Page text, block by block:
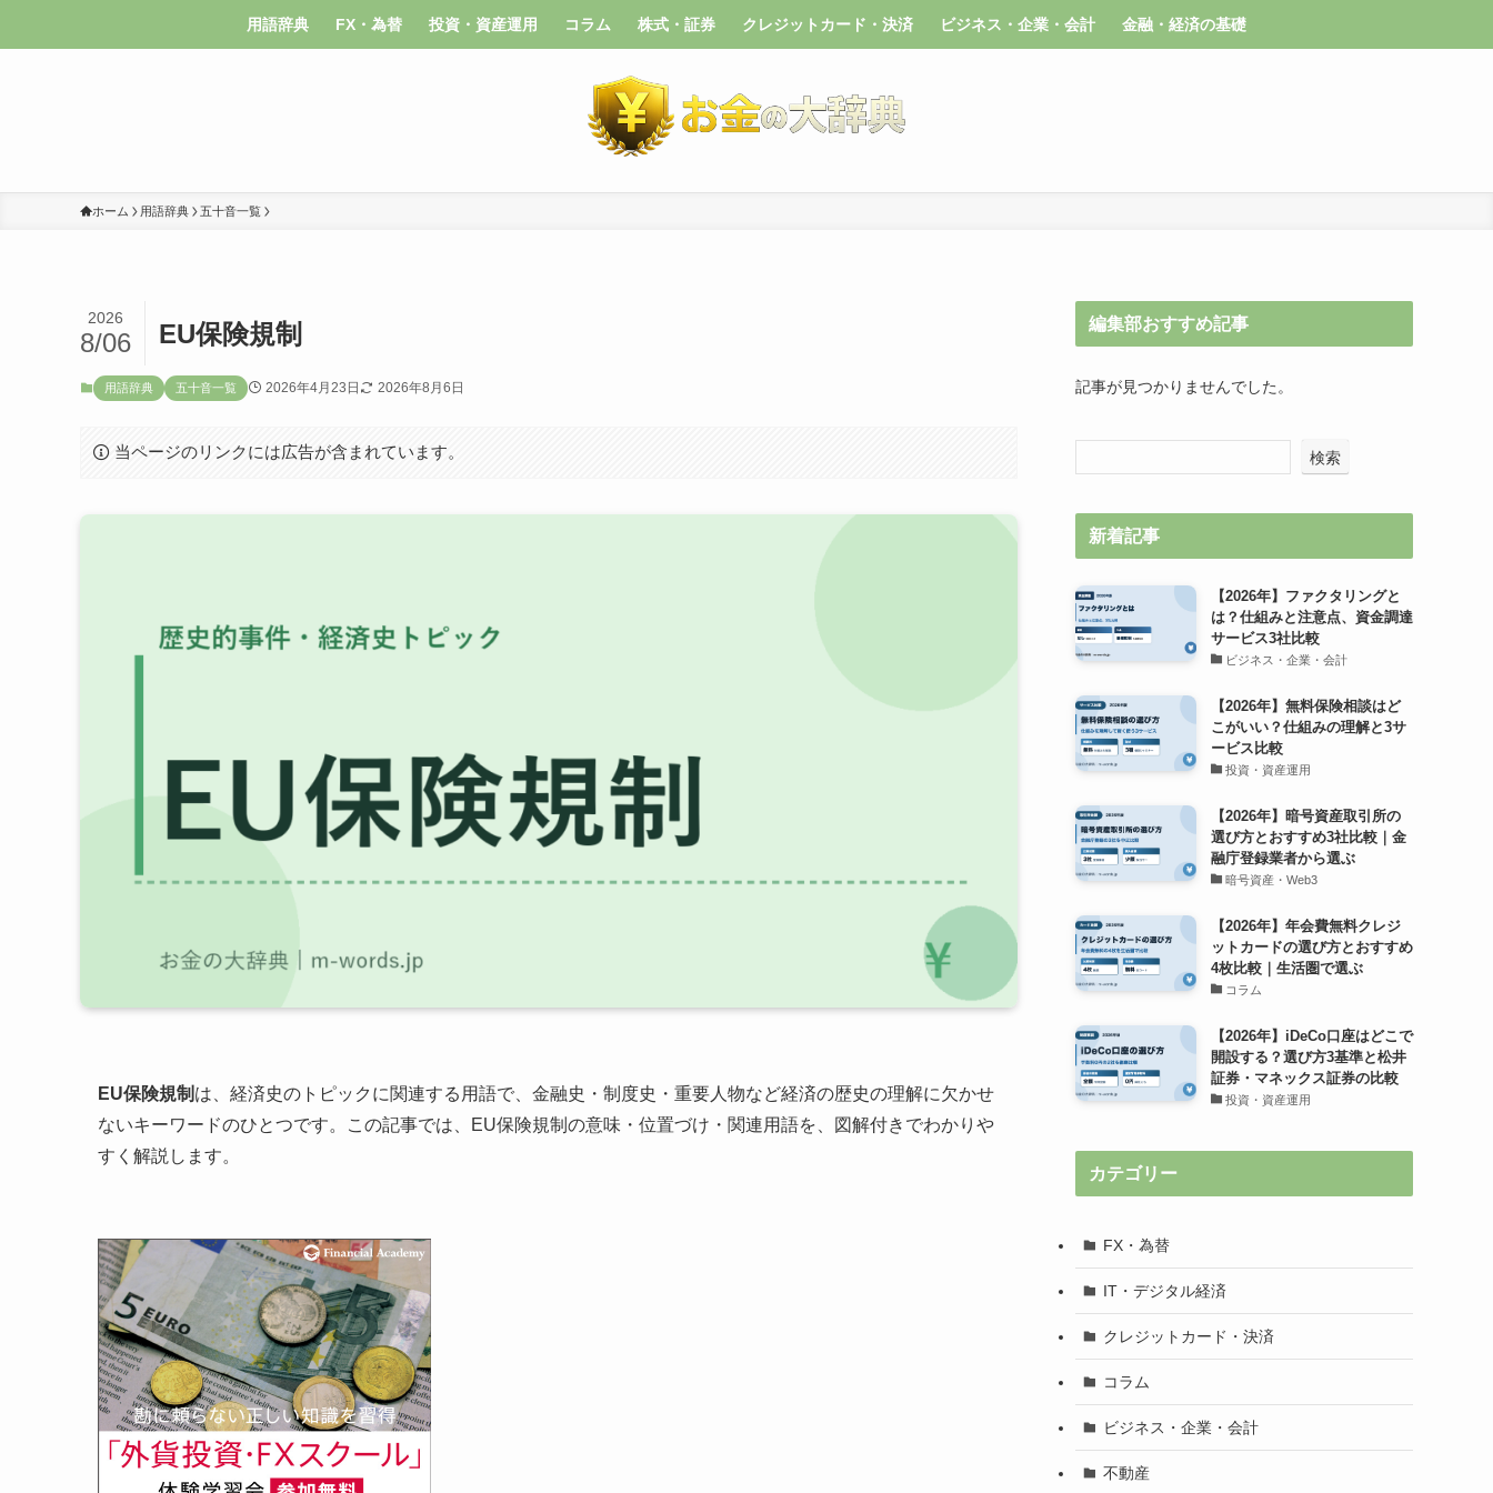
用語辞典 FX・為替 投資・資産運用 コラム 株式・証券 クレジットカード・決済 ビジネス・企業・会計 金融・経済の基礎
ホーム 用語辞典 五十音一覧
EU保険規制
2026
8/06
用語辞典 五十音一覧 2026年4月23日 2026年8月6日
当ページのリンクには広告が含まれています。
EU保険規制 は、経済史のトピックに関連する用語で、金融史・制度史・重要人物など経済の歴史の理解に欠かせ
ないキーワードのひとつです。この記事では、EU保険規制の意味・位置づけ・関連用語を、図解付きでわかりや
すく解説します。
編集部おすすめ記事
記事が見つかりませんでした。
検索
新着記事
【2026年】ファクタリングと
は？仕組みと注意点、資金調達
サービス3社比較
ビジネス・企業・会計
【2026年】無料保険相談はど
こがいい？仕組みの理解と3サ
ービス比較
投資・資産運用
【2026年】暗号資産取引所の
選び方とおすすめ3社比較｜金
融庁登録業者から選ぶ
暗号資産・Web3
【2026年】年会費無料クレジ
ットカードの選び方とおすすめ
4枚比較｜生活圏で選ぶ
コラム
【2026年】iDeCo口座はどこで
開設する？選び方3基準と松井
証券・マネックス証券の比較
投資・資産運用
カテゴリー
FX・為替
IT・デジタル経済
クレジットカード・決済
コラム
ビジネス・企業・会計
不動産